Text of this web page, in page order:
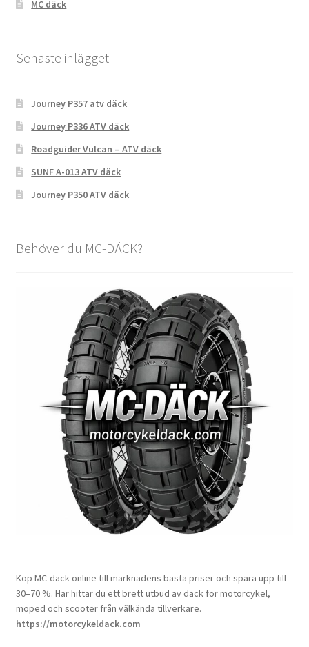
MC däck
Senaste inlägget
Journey P357 atv däck
Journey P336 ATV däck
Roadguider Vulcan – ATV däck
SUNF A-013 ATV däck
Journey P350 ATV däck
Behöver du MC-DÄCK?
Köp MC-däck online till marknadens bästa priser och spara upp till
30–70 %. Här hittar du ett brett utbud av däck för motorcykel,
moped och scooter från välkända tillverkare.
https://motorcykeldack.com